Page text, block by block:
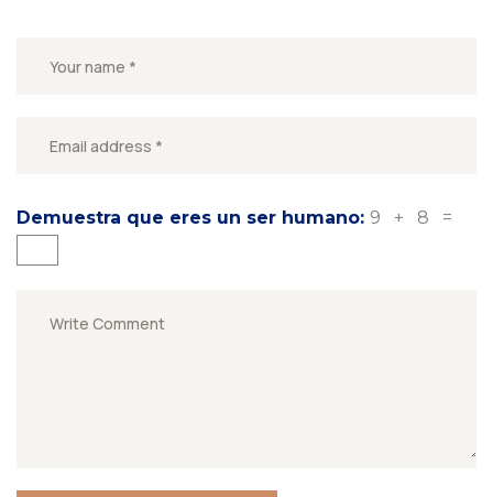
Demuestra que eres un ser humano: 9 + 8 =